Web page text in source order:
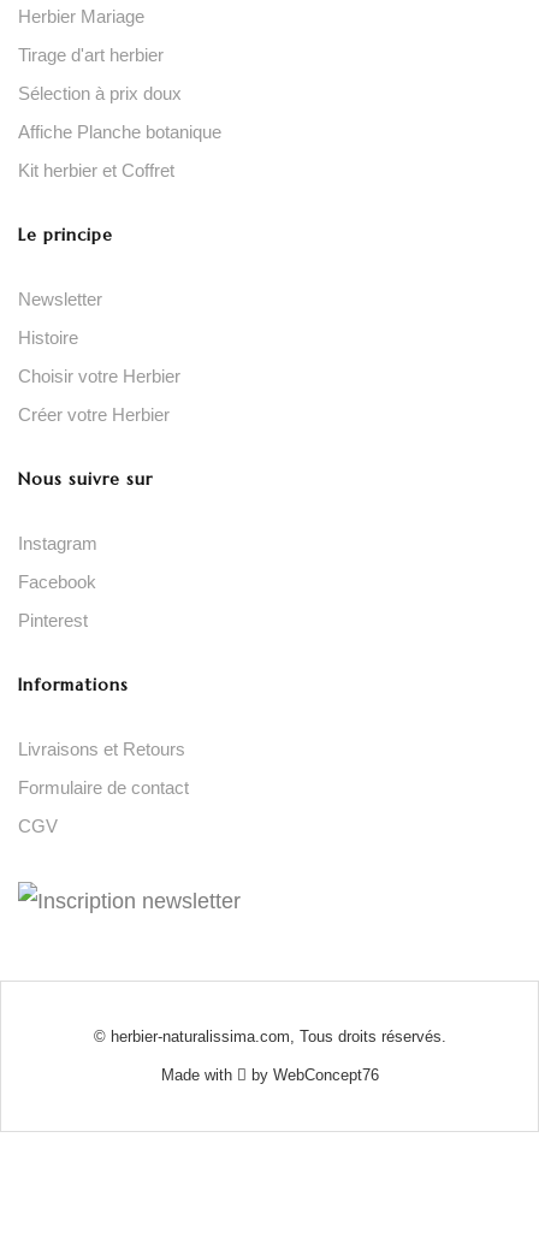
Herbier Mariage
Tirage d'art herbier
Sélection à prix doux
Affiche Planche botanique
Kit herbier et Coffret
Le principe
Newsletter
Histoire
Choisir votre Herbier
Créer votre Herbier
Nous suivre sur
Instagram
Facebook
Pinterest
Informations
Livraisons et Retours
Formulaire de contact
CGV
© herbier-naturalissima.com, Tous droits réservés.
Made with by WebConcept76